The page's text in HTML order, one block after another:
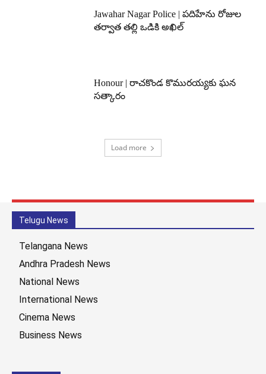
Jawahar Nagar Police | పదిహేను రోజుల
తర్వాత తల్లి ఒడికి అఖిల్
Honour | రాచకొండ కొమురయ్యకు ఘన
సత్కారం
Load more
Telugu News
Telangana News
Andhra Pradesh News
National News
International News
Cinema News
Business News